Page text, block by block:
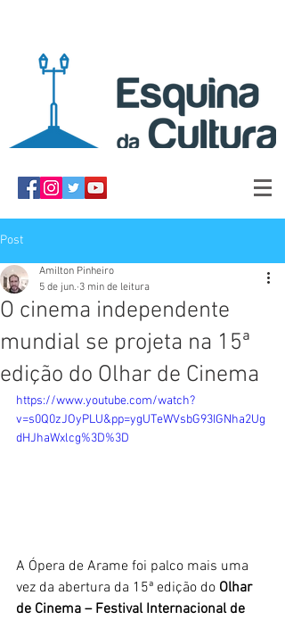
Post
O cinema independente
mundial se projeta na 15ª
edição do Olhar de Cinema
Amilton Pinheiro
5 de jun. 3 min de leitura
https://www.youtube.com/watch?
v=s0Q0zJOyPLU&pp=ygUTeWVsbG93IGNha2Ug
dHJhaWxlcg%3D%3D
A Ópera de Arame foi palco mais uma
vez da abertura da 15ª edição do Olhar
de Cinema – Festival Internacional de